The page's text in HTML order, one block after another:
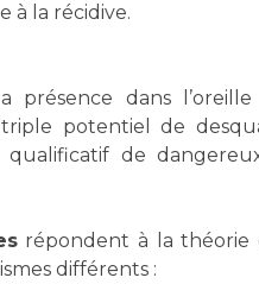
Les
à la récidive.
présence dans
potentiel de
de
répondent à la théorie
différents :